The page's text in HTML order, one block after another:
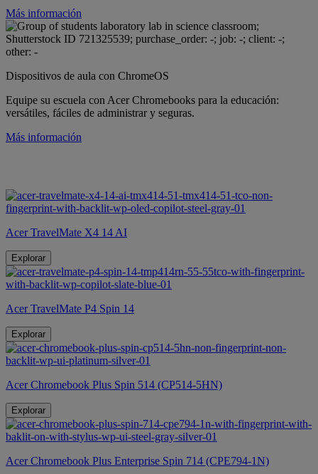
Más información
Dispositivos de aula con ChromeOS
Equipe su escuela con Acer Chromebooks para la educación:
versátiles, fáciles de administrar y seguras.
Más información
Acer TravelMate X4 14 AI
Explorar
Acer TravelMate P4 Spin 14
Explorar
Acer Chromebook Plus Spin 514 (CP514-5HN)
Explorar
Acer Chromebook Plus Enterprise Spin 714 (CPE794-1N)